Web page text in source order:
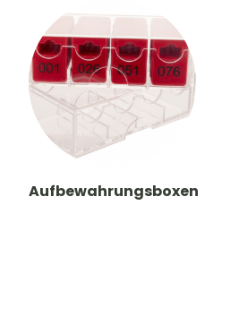
Aufbewahrungsboxen